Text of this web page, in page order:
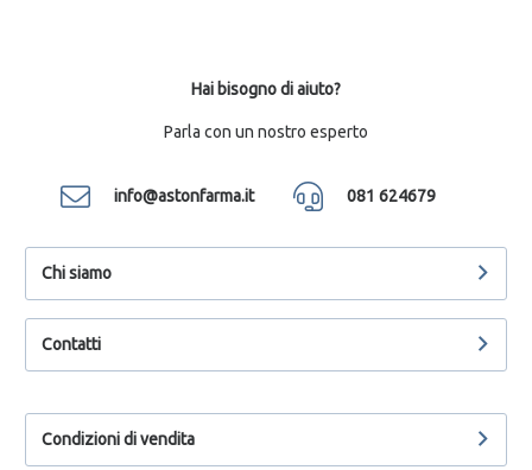
Hai bisogno di aiuto?
Parla con un nostro esperto
info@astonfarma.it 081 624679
Chi siamo
Contatti
Condizioni di vendita